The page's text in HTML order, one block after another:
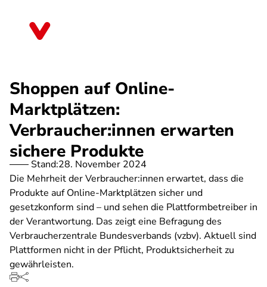
Shoppen auf Online-
Marktplätzen:
Verbraucher:innen erwarten
sichere Produkte
Stand:28. November 2024
Die Mehrheit der Verbraucher:innen erwartet, dass die
Produkte auf Online-Marktplätzen sicher und
gesetzkonform sind – und sehen die Plattformbetreiber in
der Verantwortung. Das zeigt eine Befragung des
Verbraucherzentrale Bundesverbands (vzbv). Aktuell sind
Plattformen nicht in der Pflicht, Produktsicherheit zu
gewährleisten.